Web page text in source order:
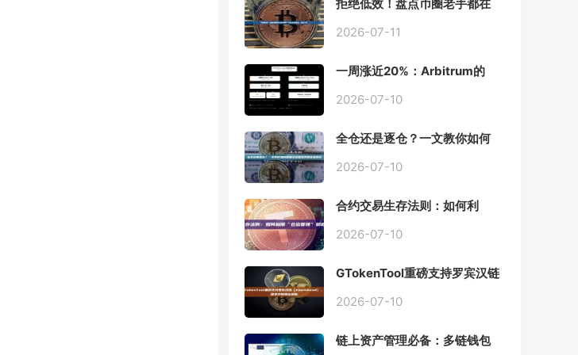
拒绝低效！盘点币圈老手都在
具
2026-07-11
一周涨近20%：Arbitrum的
Chain一夜盘活
2026-07-10
全仓还是逐仓？一文教你如何
2026-07-10
合约交易生存法则：如何利
2026-07-10
GTokenTool重磅支持罗宾汉链
程全解析
2026-07-10
链上资产管理必备：多链钱包